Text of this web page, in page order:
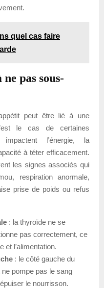
quel cas faire
pas sous-
peut être lié à une
le cas de certaines
l’énergie, la
à téter efficacement.
les signes associés qui
respiration anormale,
prise de poids ou refus
: la thyroïde ne se
pas correctement, ce
et l’alimentation.
: le côté gauche du
pompe pas le sang
le nourrisson.